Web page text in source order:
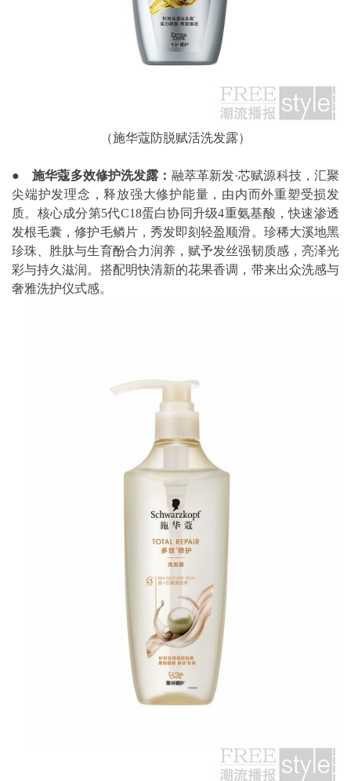
（施华蔻防脱赋活洗发露）
●施华蔻多效修护洗发露： 融萃革新发·芯赋源科技，汇聚
尖端护发理念，释放强大修护能量，由内而外重塑受损发
质。核心成分第5代C18蛋白协同升级4重氨基酸，快速渗透
发根毛囊，修护毛鳞片，秀发即刻轻盈顺滑。珍稀大溪地黑
珍珠、胜肽与生育酚合力润养，赋予发丝强韧质感，亮泽光
彩与持久滋润。搭配明快清新的花果香调，带来出众洗感与
奢雅洗护仪式感。